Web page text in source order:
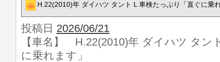
H.22(2010)年 ダイハツ タント L 車検たっぷり「直ぐに乗
投稿日 2026/06/21
【車名】 H.22(2010)年 ダイハツ タン
に乗れます」